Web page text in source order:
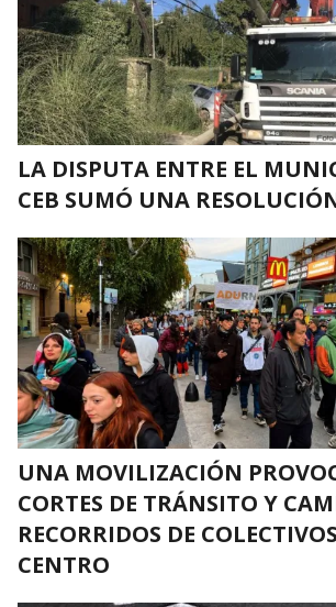
LA DISPUTA ENTRE EL
CEB SUMÓ UNA
UNA MOVILIZACIÓN
CORTES DE TRÁNSITO Y
RECORRIDOS DE
CENTRO